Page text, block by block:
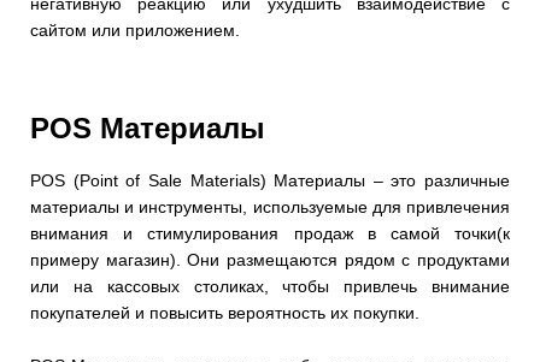
негативную реакцию или ухудшить взаимодействие с
сайтом или приложением.
POS Материалы
POS (Point of Sale Materials) Материалы – это различные
материалы и инструменты, используемые для привлечения
внимания и стимулирования продаж в самой точки(к
примеру магазин). Они размещаются рядом с продуктами
или на кассовых столиках, чтобы привлечь внимание
покупателей и повысить вероятность их покупки.